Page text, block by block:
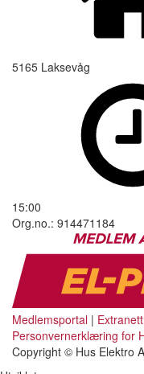
5165 Laksevåg
15:00
Org.no.: 914471184
Medlemsportal | Extranett
Personvernerklæring for
Copyright © Hus Elektro